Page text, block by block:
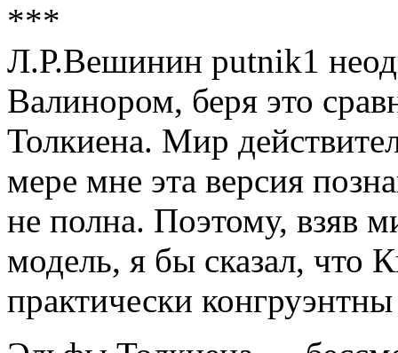
***
Л.Р.Вешинин putnik1
Валинором, беря это
Толкиена. Мир
мере мне эта версия
не полна. Поэтому, взяв
модель, я бы сказал, что
практически